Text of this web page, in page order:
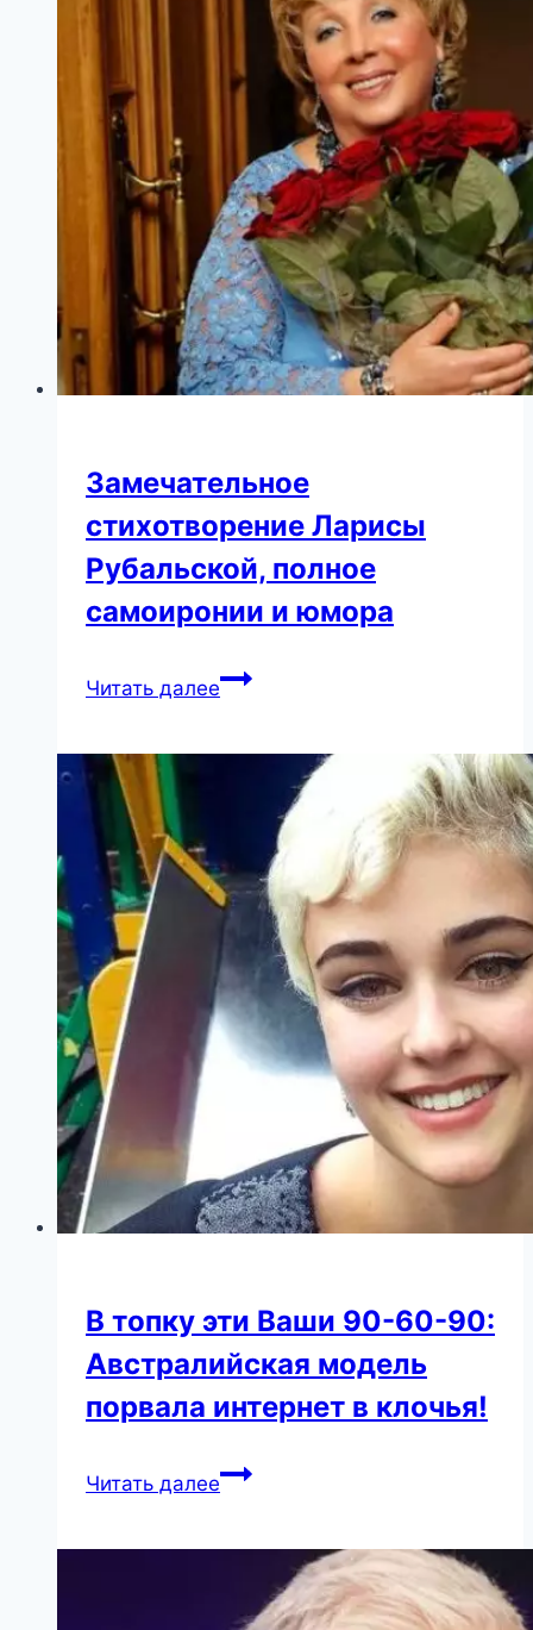
просто
супер!
Медсестры
заплакали
зависти!
Замечательное
стихотворение Ларисы
Рубальской, полное
самоиронии и юмора
Читать далееЗамечательное
Рубальской,
полное
самоиронии
и
юмора
В топку эти Ваши 90-60-90:
Австралийская модель
порвала интернет в клочья!
Читать далееВ